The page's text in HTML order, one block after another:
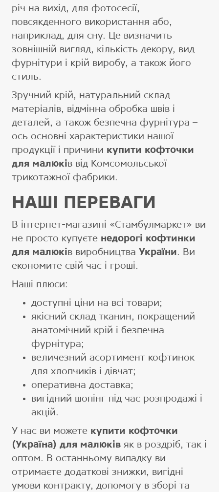
річ ​​на вихід, для фотосесії,
повсякденного використання або,
наприклад, для сну. Це визначить
зовнішній вигляд, кількість декору, вид
фурнітури і крій виробу, а також його
стиль.
Зручний крій, натуральний склад
матеріалів, відмінна обробка швів і
деталей, а також безпечна фурнітура –
ось основні характеристики нашої
продукції і причини купити кофточки
для малюків від Комсомольської
трикотажної фабрики.
НАШІ ПЕРЕВАГИ
В інтернет-магазині «Стамбулмаркет» ви
не просто купуєте недорогі кофтинки
для малюків виробництва України. Ви
економите свій час і гроші.
Наші плюси:
доступні ціни на всі товари;
якісний склад тканин, покращений
анатомічний крій і безпечна
фурнітура;
величезний асортимент кофтинок
для хлопчиків і дівчат;
оперативна доставка;
вигідний шопінг під час розпродажі і
акцій.
У нас ви можете купити кофточки
(Україна) для малюків як в роздріб, так і
оптом. В останньому випадку ви
отримаєте додаткові знижки, вигідні
умови контракту, допомогу в зборі та